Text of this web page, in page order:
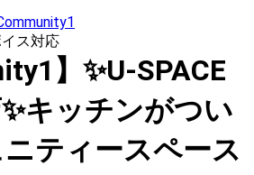
ス対応
】✨U-SPACE
キッチンがつい
ティースペース